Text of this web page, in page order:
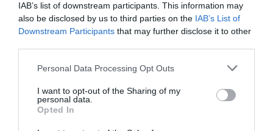
IAB’s list of downstream participants. This information may
also be disclosed by us to third parties on the IAB’s List of
Downstream Participants that may further disclose it to other
Please note that this website/app uses one or more Google
not limited to your visit or usage behaviour. You may click to
grant or deny consent to Google and its third-party tags to
use your data for below specified purposes in below Google
Personal Data Processing Opt Outs
I want to opt-out of the Sharing of my
personal data.
Opted In